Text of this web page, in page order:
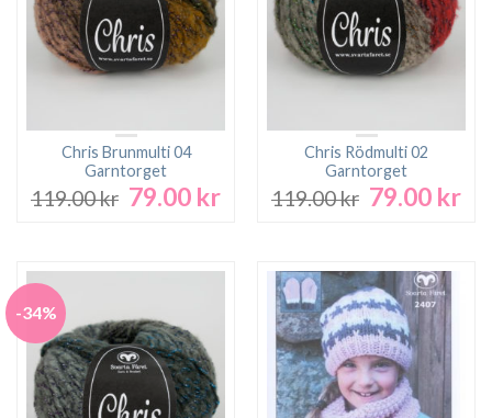
Chris Brunmulti 04
Garntorget
119.00kr Det
119.00 kr.
79.00 krDet
79.00 kr.
Chris Rödmulti 02
Garntorget
119.00kr Det
119.00 kr.
79.00 kr
-34%